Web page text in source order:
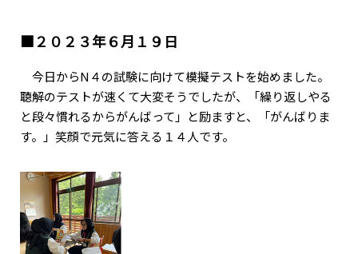
■２０２３年６月１９日
今日からN４の試験に向けて模擬テストを始めました。
聴解のテストが速くて大変そうでしたが、「繰り返しやる
と段々慣れるからがんばって」と励ますと、「がんばりま
す。」笑顔で元気に答える１４人です。